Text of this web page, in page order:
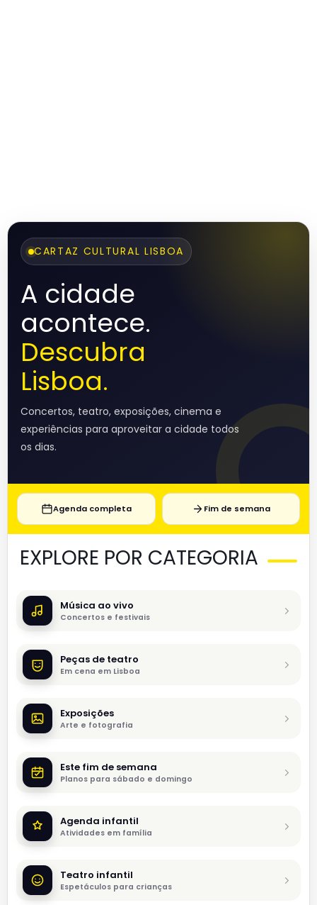
CARTAZ CULTURAL LISBOA
A cidade
acontece.
Descubra
Lisboa.
Concertos, teatro, exposições, cinema e
experiências para aproveitar a cidade todos
os dias.
Agenda completa Fim de semana
EXPLORE POR CATEGORIA
Música ao vivo
Concertos e festivais
Peças de teatro
Em cena em Lisboa
Exposições
Arte e fotografia
Este fim de semana
Planos para sábado e domingo
Agenda infantil
Atividades em família
Teatro infantil
Espetáculos para crianças